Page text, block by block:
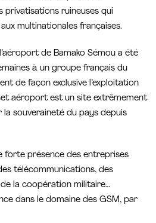
privatisations ruineuses qui
multinationales françaises.
de Bamako Sémou a été
à un groupe français du
de façon exclusive l’exploitation
aéroport est un site extrêmement
souveraineté du pays depuis
forte présence des entreprises
télécommunications, des
la coopération militaire…
dans le domaine des GSM, par